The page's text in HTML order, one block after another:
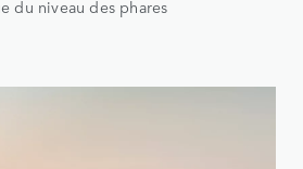
du niveau des phares